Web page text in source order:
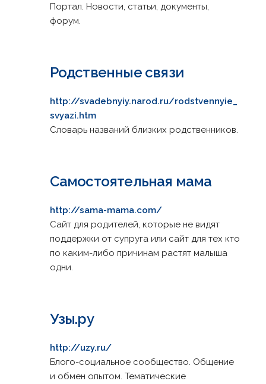
Портал. Новости, статьи, документы,
форум.
Родственные связи
http://svadebnyiy.narod.ru/rodstvennyie_
svyazi.htm
Словарь названий близких родственников.
Самостоятельная мама
http://sama-mama.com/
Сайт для родителей, которые не видят
поддержки от супруга или сайт для тех кто
по каким-либо причинам растят малыша
одни.
Узы.ру
http://uzy.ru/
Блого-социальное сообщество. Общение
и обмен опытом. Тематические